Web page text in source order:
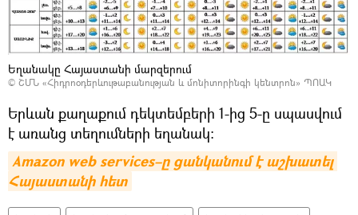
Եղանակը Հայաստանի մարզերում
© ՇՄՆ «Հիդրոօդերևութաբանության և մոնիտորինգի կենտրոն» ՊՈԱԿ
Երևան քաղաքում դեկտեմբերի 1-ից 5-ը սպասվում
է առանց տեղումների եղանակ։
Amazon web services–ը ցանկանում է աշխատել
Հայաստանի հետ